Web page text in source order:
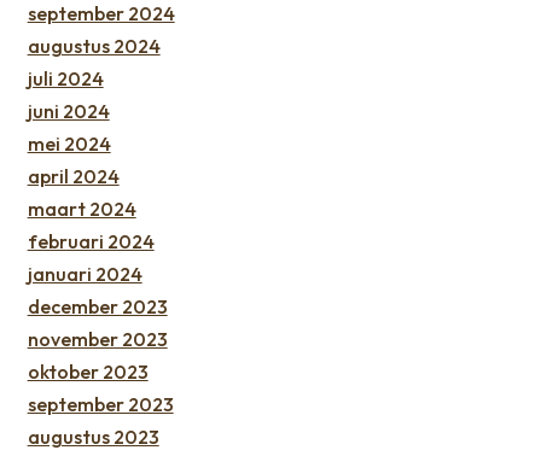
september 2024
augustus 2024
juli 2024
juni 2024
mei 2024
april 2024
maart 2024
februari 2024
januari 2024
december 2023
november 2023
oktober 2023
september 2023
augustus 2023